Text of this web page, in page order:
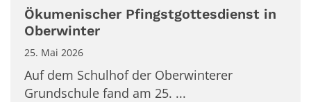
Ökumenischer Pfingstgottesdienst in
Oberwinter
25. Mai 2026
Auf dem Schulhof der Oberwinterer
Grundschule fand am 25. ...